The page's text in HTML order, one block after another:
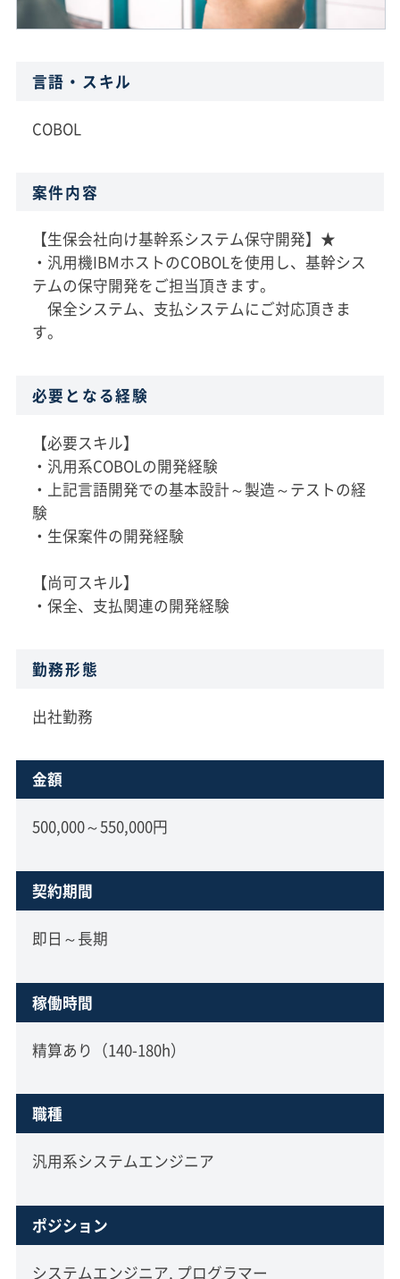
言語・スキル
COBOL
案件内容
【生保会社向け基幹系システム保守開発】★
・汎用機IBMホストのCOBOLを使用し、基幹シス
テムの保守開発をご担当頂きます。
保全システム、支払システムにご対応頂きま
す。
必要となる経験
【必要スキル】
・汎用系COBOLの開発経験
・上記言語開発での基本設計～製造～テストの経
験
・生保案件の開発経験
【尚可スキル】
・保全、支払関連の開発経験
勤務形態
出社勤務
金額
500,000～550,000円
契約期間
即日～長期
稼働時間
精算あり（140-180h）
職種
汎用系システムエンジニア
ポジション
システムエンジニア, プログラマー